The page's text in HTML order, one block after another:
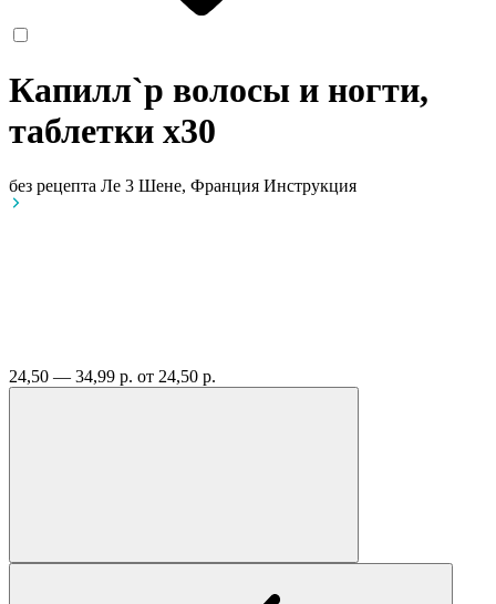
Капилл`р волосы и ногти,
таблетки x30
без рецепта Ле 3 Шене, Франция Инструкция
24,50 — 34,99 р. от 24,50 р.